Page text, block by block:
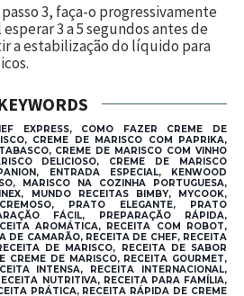
3, faça-o progressivamente
3 a 5 segundos antes de
a estabilização do líquido para
EXPRESS, COMO FAZER CREME DE
CREME DE MARISCO COM PAPRIKA,
CREME DE MARISCO COM VINHO
DELICIOSO, CREME DE MARISCO
ENTRADA ESPECIAL, KENWOOD
MARISCO NA COZINHA PORTUGUESA,
MUNDO RECEITAS BIMBY, MYCOOK,
PRATO ELEGANTE, PRATO
FÁCIL, PREPARAÇÃO RÁPIDA,
AROMÁTICA, RECEITA COM ROBOT,
DE CAMARÃO, RECEITA DE CHEF, RECEITA
DE MARISCO, RECEITA DE SABOR
CREME DE MARISCO, RECEITA GOURMET,
INTENSA, RECEITA INTERNACIONAL,
NUTRITIVA, RECEITA PARA FAMÍLIA,
PRÁTICA, RECEITA RÁPIDA DE CREME